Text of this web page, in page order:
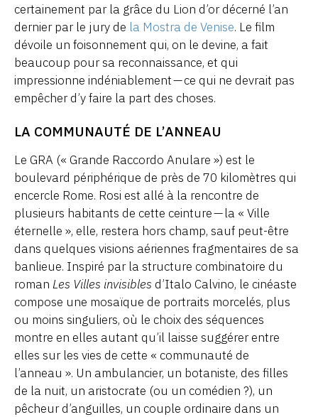
certainement par la grâce du Lion d’or décerné l’an
dernier par le jury de la Mostra de Venise. Le film
dévoile un foisonnement qui, on le devine, a fait
beaucoup pour sa reconnaissance, et qui
impressionne indéniablement — ce qui ne devrait pas
empêcher d’y faire la part des choses.
LA COMMUNAUTÉ DE L’ANNEAU
Le GRA (« Grande Raccordo Anulare ») est le
boulevard périphérique de près de 70 kilomètres qui
encercle Rome. Rosi est allé à la rencontre de
plusieurs habitants de cette ceinture — la « Ville
éternelle », elle, restera hors champ, sauf peut-être
dans quelques visions aériennes fragmentaires de sa
banlieue. Inspiré par la structure combinatoire du
roman Les Villes invisibles d’Italo Calvino, le cinéaste
compose une mosaïque de portraits morcelés, plus
ou moins singuliers, où le choix des séquences
montre en elles autant qu’il laisse suggérer entre
elles sur les vies de cette « communauté de
l’anneau ». Un ambulancier, un botaniste, des filles
de la nuit, un aristocrate (ou un comédien ?), un
pêcheur d’anguilles, un couple ordinaire dans un